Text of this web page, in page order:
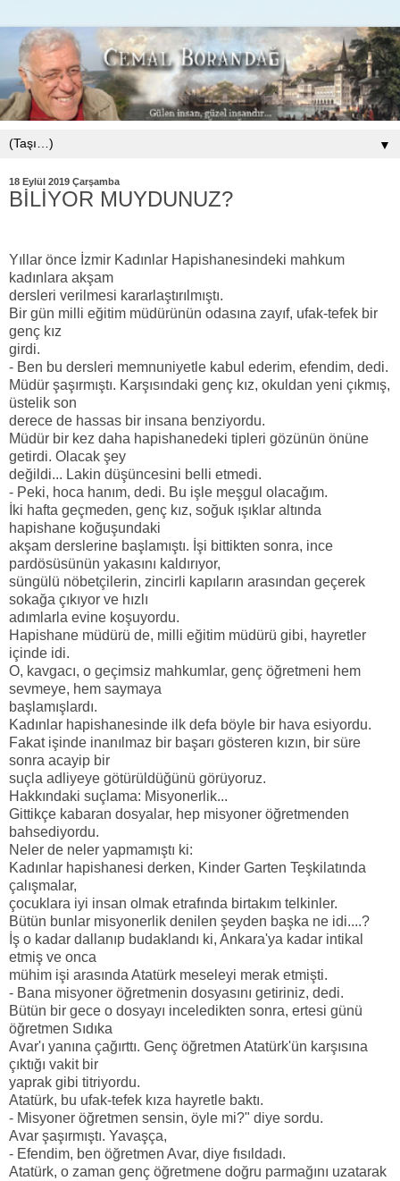
▼
18 Eylül 2019 Çarşamba
BİLİYOR MUYDUNUZ?
Yıllar önce İzmir Kadınlar Hapishanesindeki mahkum
kadınlara akşam
dersleri verilmesi kararlaştırılmıştı.
Bir gün milli eğitim müdürünün odasına zayıf, ufak-tefek bir
genç kız
girdi.
- Ben bu dersleri memnuniyetle kabul ederim, efendim, dedi.
Müdür şaşırmıştı. Karşısındaki genç kız, okuldan yeni çıkmış,
üstelik son
derece de hassas bir insana benziyordu.
Müdür bir kez daha hapishanedeki tipleri gözünün önüne
getirdi. Olacak şey
değildi... Lakin düşüncesini belli etmedi.
- Peki, hoca hanım, dedi. Bu işle meşgul olacağım.
İki hafta geçmeden, genç kız, soğuk ışıklar altında
hapishane koğuşundaki
akşam derslerine başlamıştı. İşi bittikten sonra, ince
pardösüsünün yakasını kaldırıyor,
süngülü nöbetçilerin, zincirli kapıların arasından geçerek
sokağa çıkıyor ve hızlı
adımlarla evine koşuyordu.
Hapishane müdürü de, milli eğitim müdürü gibi, hayretler
içinde idi.
O, kavgacı, o geçimsiz mahkumlar, genç öğretmeni hem
sevmeye, hem saymaya
başlamışlardı.
Kadınlar hapishanesinde ilk defa böyle bir hava esiyordu.
Fakat işinde inanılmaz bir başarı gösteren kızın, bir süre
sonra acayip bir
suçla adliyeye götürüldüğünü görüyoruz.
Hakkındaki suçlama: Misyonerlik...
Gittikçe kabaran dosyalar, hep misyoner öğretmenden
bahsediyordu.
Neler de neler yapmamıştı ki:
Kadınlar hapishanesi derken, Kinder Garten Teşkilatında
çalışmalar,
çocuklara iyi insan olmak etrafında birtakım telkinler.
Bütün bunlar misyonerlik denilen şeyden başka ne idi....?
İş o kadar dallanıp budaklandı ki, Ankara'ya kadar intikal
etmiş ve onca
mühim işi arasında Atatürk meseleyi merak etmişti.
- Bana misyoner öğretmenin dosyasını getiriniz, dedi.
Bütün bir gece o dosyayı inceledikten sonra, ertesi günü
öğretmen Sıdıka
Avar'ı yanına çağırttı. Genç öğretmen Atatürk'ün karşısına
çıktığı vakit bir
yaprak gibi titriyordu.
Atatürk, bu ufak-tefek kıza hayretle baktı.
- Misyoner öğretmen sensin, öyle mi?" diye sordu.
Avar şaşırmıştı. Yavaşça,
- Efendim, ben öğretmen Avar, diye fısıldadı.
Atatürk, o zaman genç öğretmene doğru parmağını uzatarak